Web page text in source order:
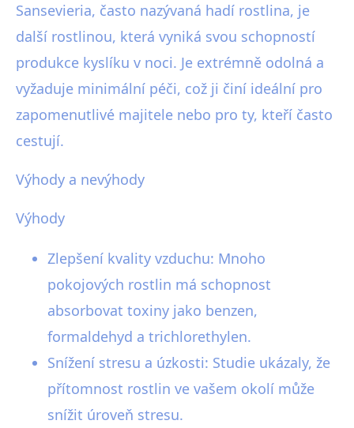
Sansevieria, často nazývaná hadí rostlina, je
další rostlinou, která vyniká svou schopností
produkce kyslíku v noci. Je extrémně odolná a
vyžaduje minimální péči, což ji činí ideální pro
zapomenutlivé majitele nebo pro ty, kteří často
cestují.
Výhody a nevýhody
Výhody
Zlepšení kvality vzduchu: Mnoho
pokojových rostlin má schopnost
absorbovat toxiny jako benzen,
formaldehyd a trichlorethylen.
Snížení stresu a úzkosti: Studie ukázaly, že
přítomnost rostlin ve vašem okolí může
snížit úroveň stresu.